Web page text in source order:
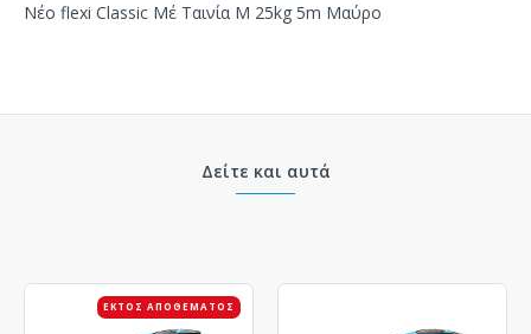
Νέο flexi Classic Μέ Ταινία M 25kg 5m Μαύρο
Δείτε και αυτά
ΕΚΤΌΣ ΑΠΟΘΈΜΑΤΟΣ